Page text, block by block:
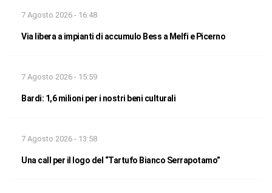
7 Agosto 2026 - 16:48
Via libera a impianti di accumulo Bess a Melfi e Picerno
7 Agosto 2026 - 15:59
Bardi: 1,6 milioni per i nostri beni culturali
7 Agosto 2026 - 13:58
Una call per il logo del “Tartufo Bianco Serrapotamo”